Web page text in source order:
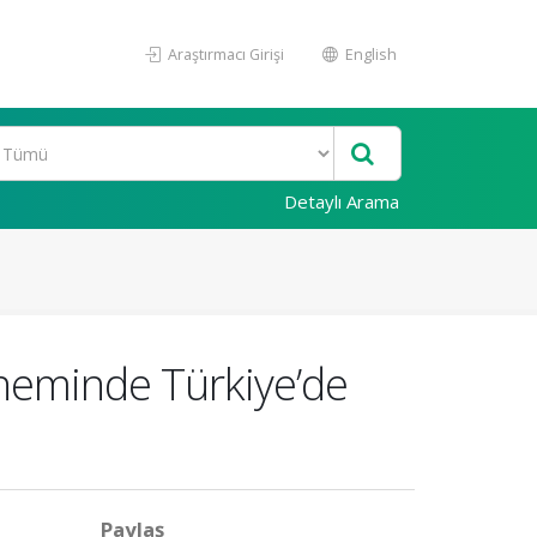
Araştırmacı Girişi English
Detaylı Arama
Türkiye’de
Paylaş